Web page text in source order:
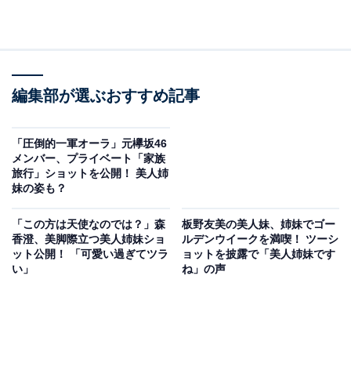
編集部が選ぶおすすめ記事
「圧倒的一軍オーラ」元欅坂46
メンバー、プライベート「家族
旅行」ショットを公開！ 美人姉
妹の姿も？
「この方は天使なのでは？」森
香澄、美脚際立つ美人姉妹ショ
ット公開！ 「可愛い過ぎてツラ
い」
板野友美の美人妹、姉妹でゴー
ルデンウイークを満喫！ ツーシ
ョットを披露で「美人姉妹です
ね」の声